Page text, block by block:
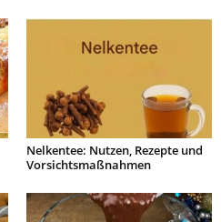
Nelkentee: Nutzen, Rezepte und
Vorsichtsmaßnahmen